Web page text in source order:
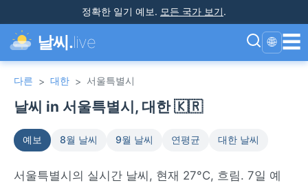
정확한 일기 예보. 모든 국가 보기.
날씨.live 🌐 ☰
다른 > 대한 > 서울특별시
날씨 in 서울특별시, 대한 🇰🇷
예보 8월 날씨 9월 날씨 연평균 대한 날씨
서울특별시의 실시간 날씨, 현재 27°C, 흐림. 7일 예